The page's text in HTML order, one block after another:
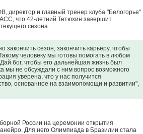
директор и главный тренер клуба "Белогорье"
что 42-летний Тетюхин завершит
сезона.
закончить сезон, закончить карьеру, чтобы
человеку мы готовы помогать в любом
бог, чтобы его дальнейшая жизнь был
мы не обсуждали с ним вопрос возможного
уверена, что у нас получится
основанное на взаимопомощи и развитии",
России на церемонии открытия
Для него Олимпиада в Бразилии стала